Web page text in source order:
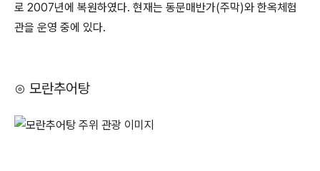
로 2007년에 복원하였다. 현재는 동문매반가(주막)와 한옥체험
관을 운영 중에 있다.
⊙ 모란추어탕